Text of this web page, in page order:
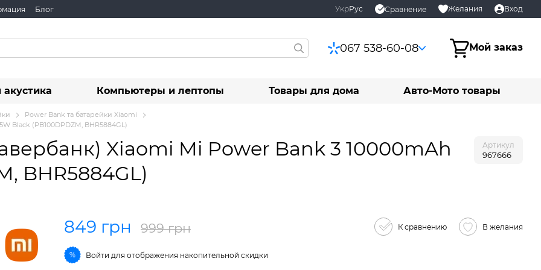
Блог УкрРус Сравнение Желания Вход
067 538-60-08 Мой заказ
Компьютеры и лептопы Товары для дома Авто-Мото товары
Power Bank та батарейки Xiaomi
Black (PB100DPDZM, BHR5884GL)
Xiaomi Mi Power Bank 3 10000mAh
BHR5884GL)
Артикул
967666
849 грн 999 грн К сравнению В желания
% Войти для отображения накопительной скидки